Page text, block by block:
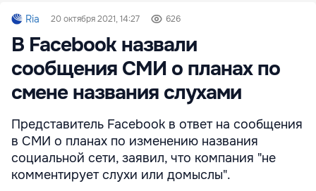
Ria 20 октября 2021, 14:27 626
В Facebook назвали
сообщения СМИ о планах по
смене названия слухами
Представитель Facebook в ответ на сообщения
в СМИ о планах по изменению названия
социальной сети, заявил, что компания "не
комментирует слухи или домыслы".